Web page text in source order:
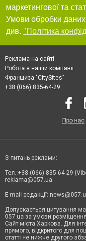
маркетингової та
Умови обробки даних
див. "Політика
Реклама на сайті
Робота в нашій компанії
Франшиза "CitySites"
+38 (066) 835-64-29
Про нас
З питань реклами:
Тел.:+38 (066) 835-64-29
reklama@057.ua
E-mail редакції:
Допускається цитування
057.ua за умови
Сайт міста Харкова. Для
прямого, відкритого для
статті не нижче другого